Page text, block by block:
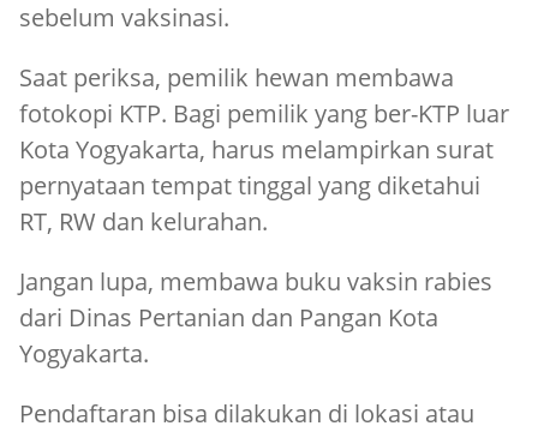
sebelum vaksinasi.
Saat periksa, pemilik hewan membawa
fotokopi KTP. Bagi pemilik yang ber-KTP luar
Kota Yogyakarta, harus melampirkan surat
pernyataan tempat tinggal yang diketahui
RT, RW dan kelurahan.
Jangan lupa, membawa buku vaksin rabies
dari Dinas Pertanian dan Pangan Kota
Yogyakarta.
Pendaftaran bisa dilakukan di lokasi atau